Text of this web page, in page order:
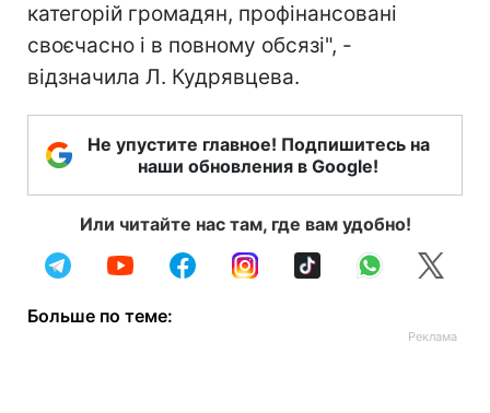
категорій громадян, профінансовані
своєчасно і в повному обсязі", -
відзначила Л. Кудрявцева.
Не упустите главное! Подпишитесь на
наши обновления в Google!
Или читайте нас там, где вам удобно!
Больше по теме: